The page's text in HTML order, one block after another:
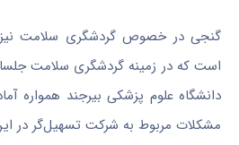
است که در زمینه گردشگری سلامت
دانشگاه علوم پزشکی بیرجند همواره
مشکلات مربوط به شرکت تسهیل‌گر در